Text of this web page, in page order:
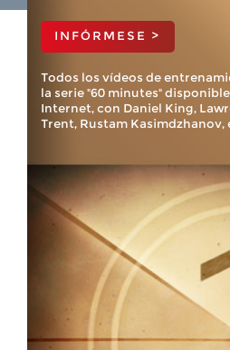
INFÓRMESE >
Todos los vídeos de
la serie "60 minutes"
Internet, con Daniel King,
Trent, Rustam Kasimdzhanov,